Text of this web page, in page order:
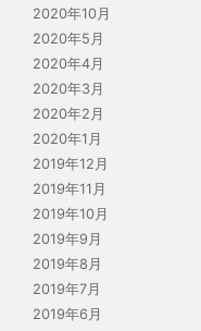
2020年10月
2020年5月
2020年4月
2020年3月
2020年2月
2020年1月
2019年12月
2019年11月
2019年10月
2019年9月
2019年8月
2019年7月
2019年6月